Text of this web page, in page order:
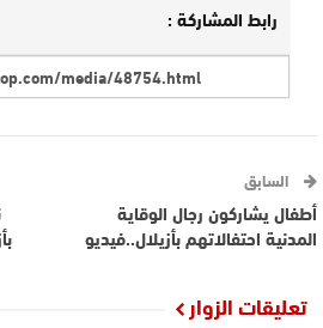
رابط المشاركة :
السابق
أطفال يشاركون رجال الوقاية
المدنية احتفالاتهم بأزيلال..فيديو
تعليقات الزوار